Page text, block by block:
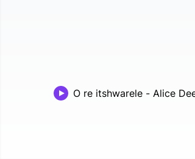
O re itshwarele - Alice